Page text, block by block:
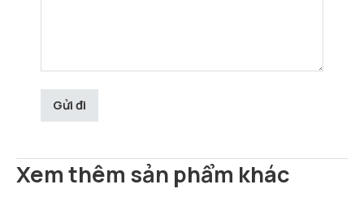
Xem thêm sản phẩm khác